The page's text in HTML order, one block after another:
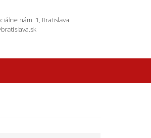
nám. 1, Bratislava